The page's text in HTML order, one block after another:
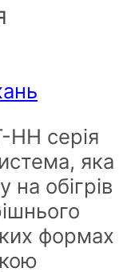
HH серія
яка
на обігрів
формах